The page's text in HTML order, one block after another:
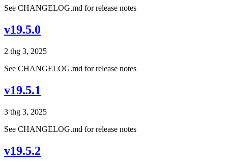
See CHANGELOG.md for release notes
v19.5.0
2 thg 3, 2025
See CHANGELOG.md for release notes
v19.5.1
3 thg 3, 2025
See CHANGELOG.md for release notes
v19.5.2